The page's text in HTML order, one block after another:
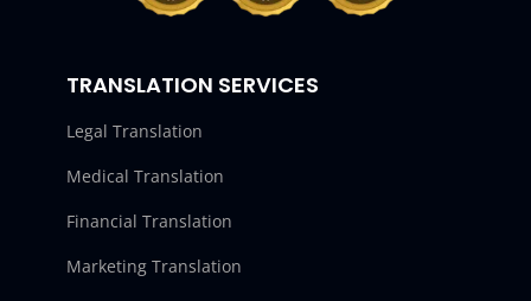
TRANSLATION SERVICES
Legal Translation
Medical Translation
Financial Translation
Marketing Translation